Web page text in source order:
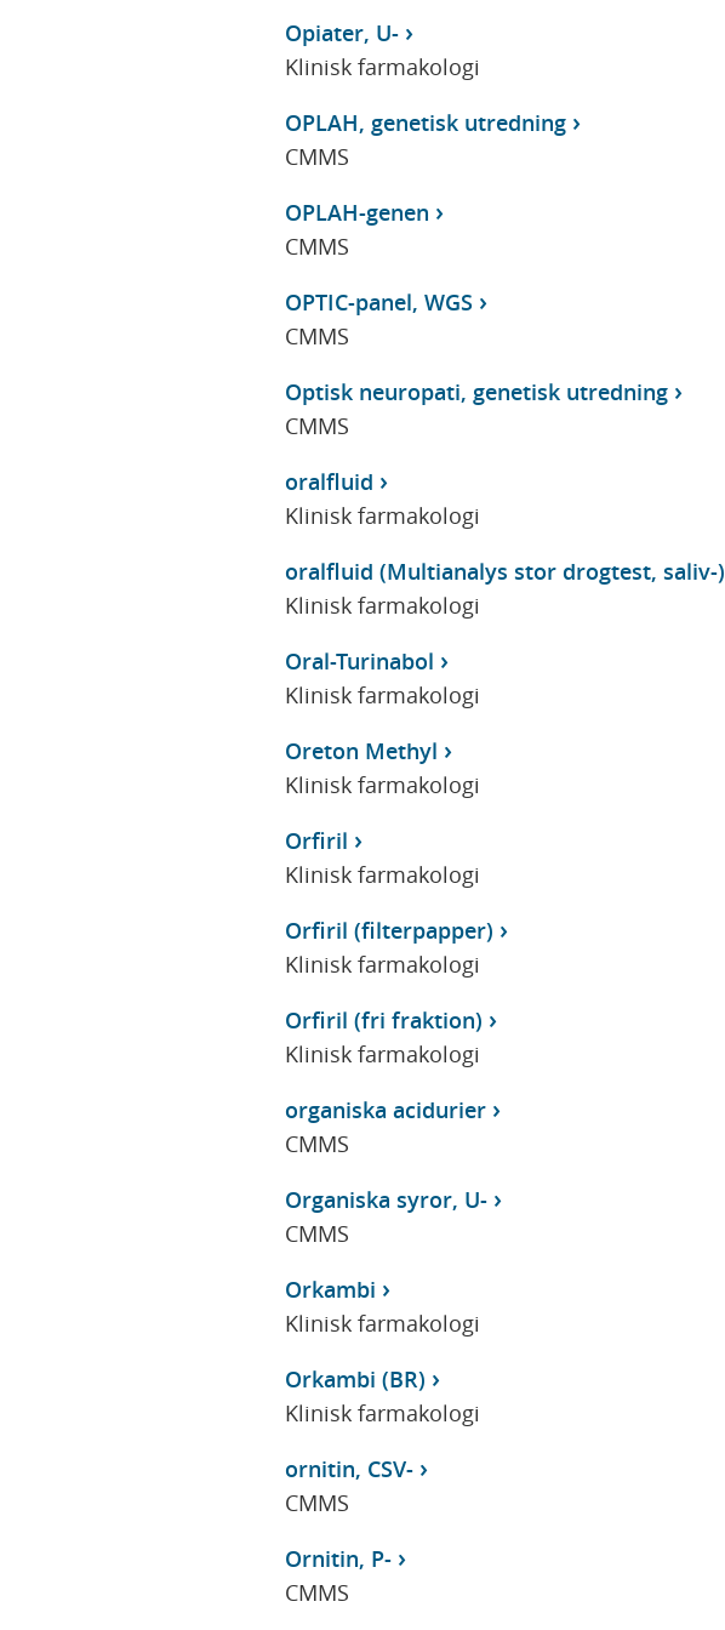
Opiater, U-
Klinisk farmakologi
OPLAH, genetisk utredning
CMMS
OPLAH-genen
CMMS
OPTIC-panel, WGS
CMMS
Optisk neuropati, genetisk utredning
CMMS
oralfluid
Klinisk farmakologi
oralfluid (Multianalys stor drogtest, saliv-)
Klinisk farmakologi
Oral-Turinabol
Klinisk farmakologi
Oreton Methyl
Klinisk farmakologi
Orfiril
Klinisk farmakologi
Orfiril (filterpapper)
Klinisk farmakologi
Orfiril (fri fraktion)
Klinisk farmakologi
organiska acidurier
CMMS
Organiska syror, U-
CMMS
Orkambi
Klinisk farmakologi
Orkambi (BR)
Klinisk farmakologi
ornitin, CSV-
CMMS
Ornitin, P-
CMMS